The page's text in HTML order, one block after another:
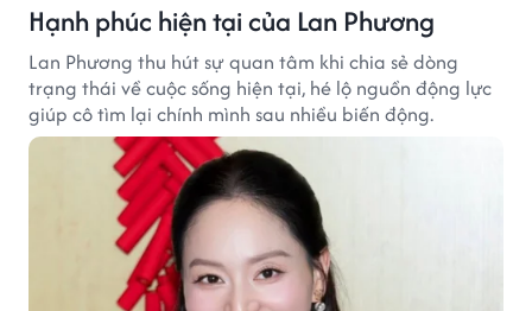
Hạnh phúc hiện tại của Lan Phương
Lan Phương thu hút sự quan tâm khi chia sẻ dòng
trạng thái về cuộc sống hiện tại, hé lộ nguồn động lực
giúp cô tìm lại chính mình sau nhiều biến động.